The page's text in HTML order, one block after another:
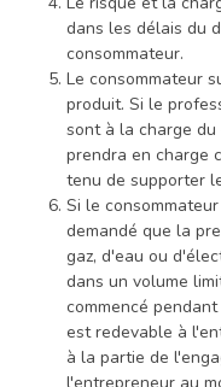
dans les délais du
consommateur.
Le consommateur
produit. Si le
sont à la charge
prendra en charge
tenu de supporter
Si le
demandé que la
gaz, d'eau ou
dans un volume
commencé
est redevable à
à la partie de